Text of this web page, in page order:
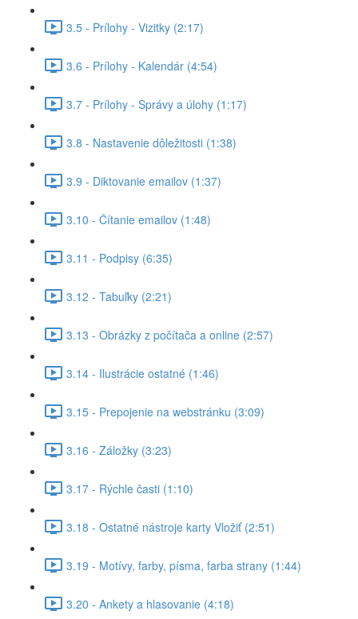
3.5 - Prílohy - Vizitky (2:17)
3.6 - Prílohy - Kalendár (4:54)
3.7 - Prílohy - Správy a úlohy (1:17)
3.8 - Nastavenie dôležitosti (1:38)
3.9 - Diktovanie emailov (1:37)
3.10 - Čítanie emailov (1:48)
3.11 - Podpisy (6:35)
3.12 - Tabuľky (2:21)
3.13 - Obrázky z počítača a online (2:57)
3.14 - Ilustrácie ostatné (1:46)
3.15 - Prepojenie na webstránku (3:09)
3.16 - Záložky (3:23)
3.17 - Rýchle časti (1:10)
3.18 - Ostatné nástroje karty Vložiť (2:51)
3.19 - Motívy, farby, písma, farba strany (1:44)
3.20 - Ankety a hlasovanie (4:18)